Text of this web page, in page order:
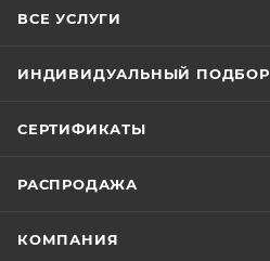
ВСЕ УСЛУГИ
ИНДИВИДУАЛЬНЫЙ ПОДБОР
СЕРТИФИКАТЫ
РАСПРОДАЖА
КОМПАНИЯ